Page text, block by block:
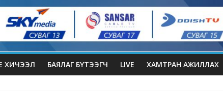
ХИЧЭЭЛ БАЯЛАГ БҮТЭЭГЧ LIVE ХАМТРАН АЖИЛЛАХ